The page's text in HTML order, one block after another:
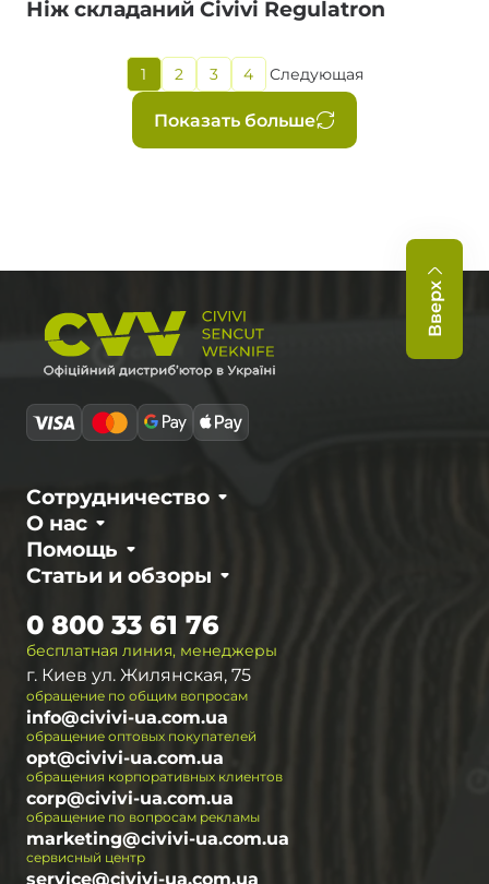
Ніж складаний Civivi Regulatron
Нумерация
страниц
Показать больше
Текущая
1
Страница
2
Страница
3
Страница
4
Следующая
страница
Следующая
Вверх
О нас
Сотрудничество
Статьи и обзоры
Помощь
бесплатная линия, менеджеры
0 800 33 61 76
г. Киев ул. Жилянская, 75
обращение по общим вопросам
info@civivi-ua.com.ua
обращение оптовых покупателей
opt@civivi-ua.com.ua
обращения корпоративных клиентов
corp@civivi-ua.com.ua
обращение по вопросам рекламы
marketing@civivi-ua.com.ua
сервисный центр
service@civivi-ua.com.ua